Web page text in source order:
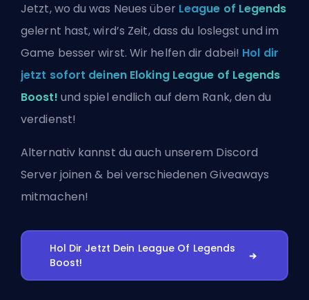
Jetzt, wo du was Neues über League of Legends
gelernt hast, wird’s Zeit, dass du loslegst und im
Game besser wirst. Wir helfen dir dabei! Hol dir
jetzt sofort deinen Eloking League of Legends
Boost! und spiel endlich auf dem Rank, den du
verdienst!
Alternativ kannst du auch unserem Discord
Server joinen & bei verschiedenen Giveaways
mitmachen!
Hol Dir Jetzt Dein League Of Legends
Boost!